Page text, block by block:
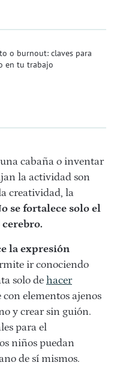
o burnout: claves para
en tu trabajo
cabaña o inventar
la actividad son
creatividad, la
se fortalece solo el
la expresión
ir conociendo
solo de hacer
elementos ajenos
y crear sin guión.
para el
niños puedan
de sí mismos.